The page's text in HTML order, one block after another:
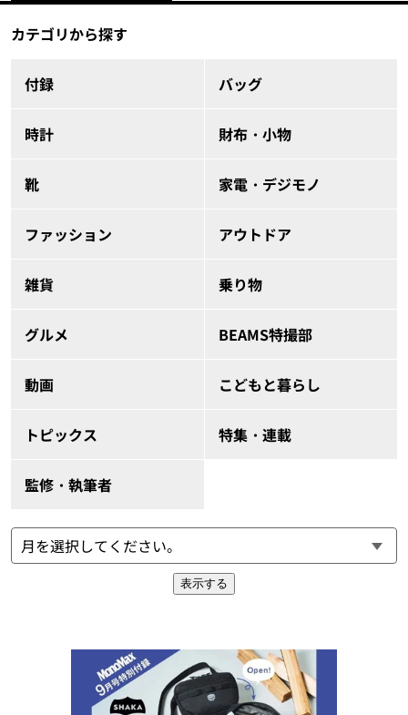
カテゴリから探す
付録 バッグ
時計 財布・小物
靴 家電・デジモノ
ファッション アウトドア
雑貨 乗り物
グルメ BEAMS特撮部
動画 こどもと暮らし
トピックス 特集・連載
監修・執筆者
表示する